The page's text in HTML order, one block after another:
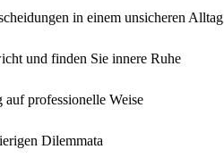
in einem unsicheren Alltag
und finden Sie innere Ruhe
auf professionelle Weise
Dilemmata